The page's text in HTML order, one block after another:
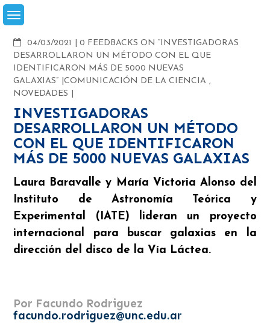
Skip
to
04/03/2021
COMMENTS
0 FEEDBACKS ON “INVESTIGADORAS
DESARROLLARON UN MÉTODO CON EL QUE
IDENTIFICARON MÁS DE 5000 NUEVAS
GALAXIAS”
COMUNICACIÓN DE LA CIENCIA ,
NOVEDADES
INVESTIGADORAS
DESARROLLARON UN MÉTODO
CON EL QUE IDENTIFICARON
MÁS DE 5000 NUEVAS GALAXIAS
Laura Baravalle y María Victoria Alonso del
Instituto de Astronomía Teórica y
Experimental (IATE) lideran un proyecto
internacional para buscar galaxias en la
dirección del disco de la Vía Láctea.
Por Facundo Rodriguez
facundo.rodriguez@unc.edu.ar